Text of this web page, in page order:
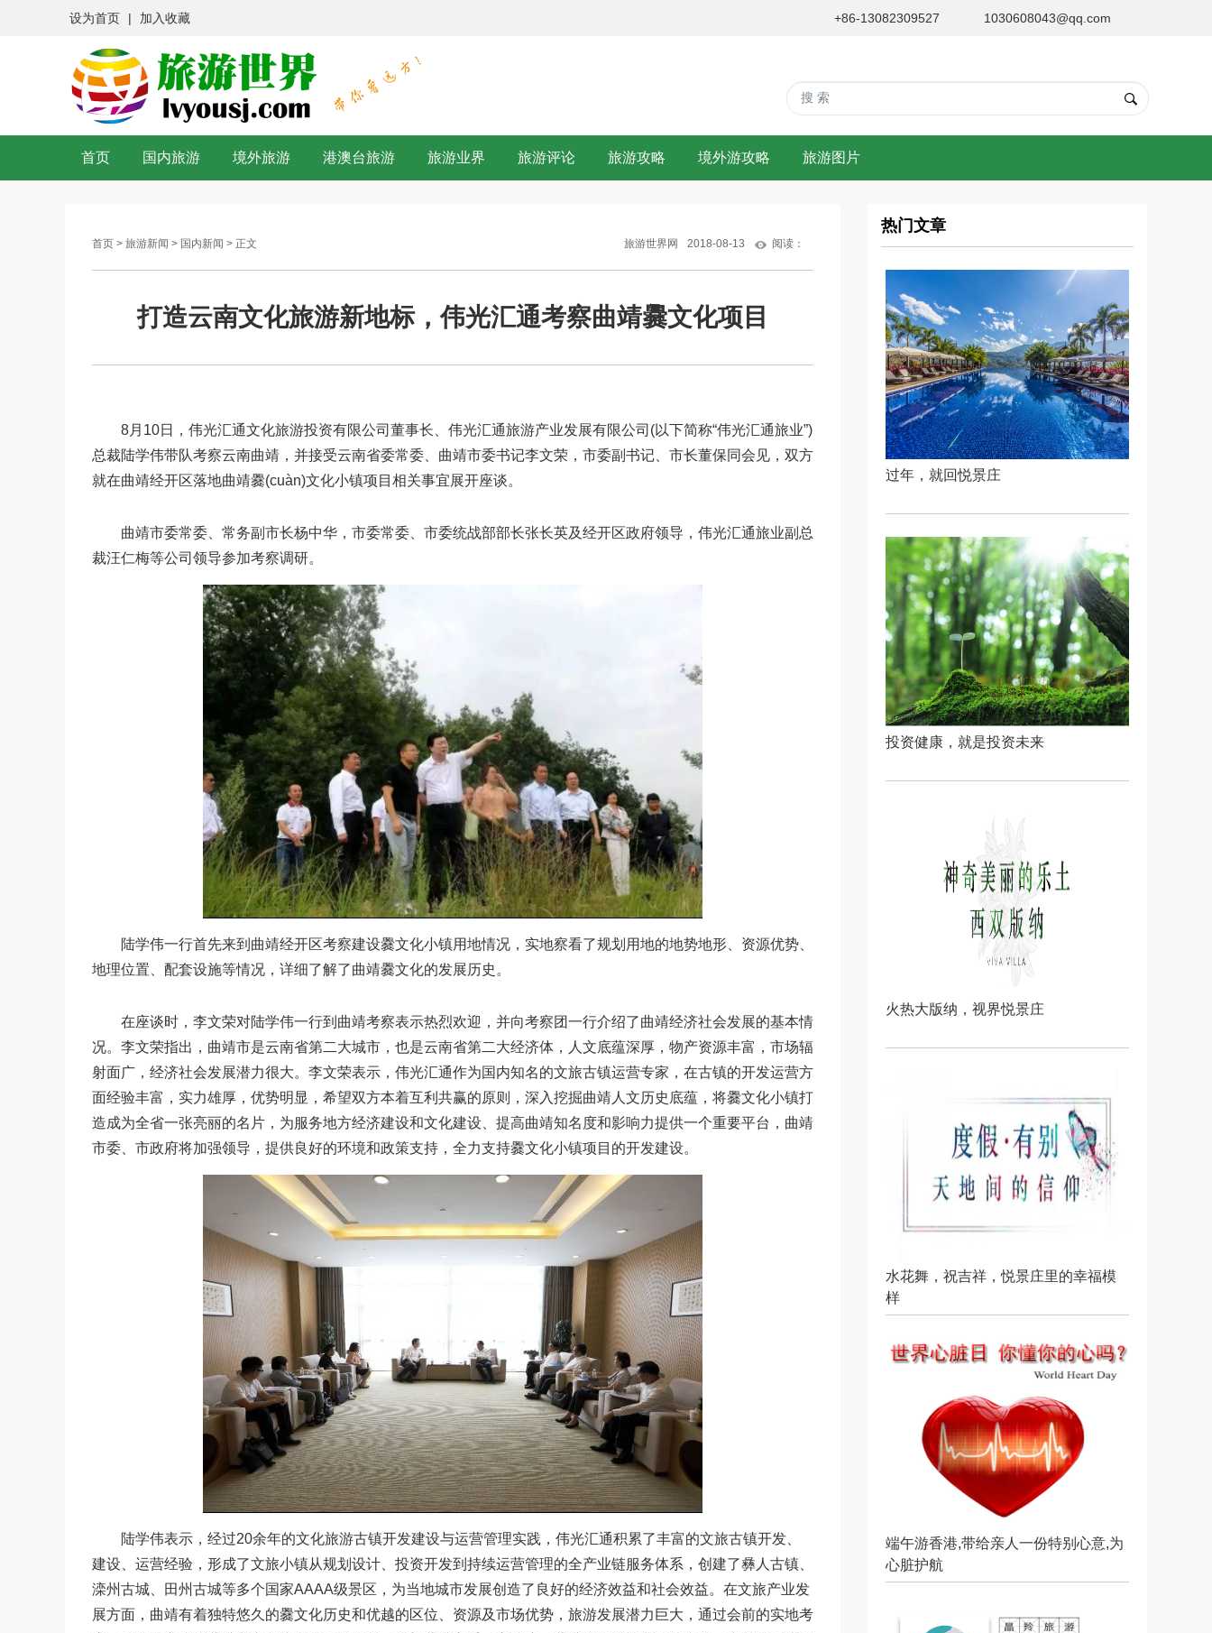
设为首页 | 加入收藏 +86-13082309527 1030608043@qq.com
首页 国内旅游 境外旅游 港澳台旅游 旅游业界 旅游评论 旅游攻略 境外游攻略 旅游图片
首页 > 旅游新闻 > 国内新闻 > 正文 旅游世界网 2018-08-13 阅读：
打造云南文化旅游新地标，伟光汇通考察曲靖爨文化项目
8月10日，伟光汇通文化旅游投资有限公司董事长、伟光汇通旅游产业发展有限公司(以下简称“伟光汇通旅业”)
总裁陆学伟带队考察云南曲靖，并接受云南省委常委、曲靖市委书记李文荣，市委副书记、市长董保同会见，双方
就在曲靖经开区落地曲靖爨(cuàn)文化小镇项目相关事宜展开座谈。
曲靖市委常委、常务副市长杨中华，市委常委、市委统战部部长张长英及经开区政府领导，伟光汇通旅业副总
裁汪仁梅等公司领导参加考察调研。
陆学伟一行首先来到曲靖经开区考察建设爨文化小镇用地情况，实地察看了规划用地的地势地形、资源优势、
地理位置、配套设施等情况，详细了解了曲靖爨文化的发展历史。
在座谈时，李文荣对陆学伟一行到曲靖考察表示热烈欢迎，并向考察团一行介绍了曲靖经济社会发展的基本情
况。李文荣指出，曲靖市是云南省第二大城市，也是云南省第二大经济体，人文底蕴深厚，物产资源丰富，市场辐
射面广，经济社会发展潜力很大。李文荣表示，伟光汇通作为国内知名的文旅古镇运营专家，在古镇的开发运营方
面经验丰富，实力雄厚，优势明显，希望双方本着互利共赢的原则，深入挖掘曲靖人文历史底蕴，将爨文化小镇打
造成为全省一张亮丽的名片，为服务地方经济建设和文化建设、提高曲靖知名度和影响力提供一个重要平台，曲靖
市委、市政府将加强领导，提供良好的环境和政策支持，全力支持爨文化小镇项目的开发建设。
陆学伟表示，经过20余年的文化旅游古镇开发建设与运营管理实践，伟光汇通积累了丰富的文旅古镇开发、
建设、运营经验，形成了文旅小镇从规划设计、投资开发到持续运营管理的全产业链服务体系，创建了彝人古镇、
滦州古城、田州古城等多个国家AAAA级景区，为当地城市发展创造了良好的经济效益和社会效益。在文旅产业发
展方面，曲靖有着独特悠久的爨文化历史和优越的区位、资源及市场优势，旅游发展潜力巨大，通过会前的实地考
热门文章
过年，就回悦景庄
投资健康，就是投资未来
火热大版纳，视界悦景庄
水花舞，祝吉祥，悦景庄里的幸福模
样
端午游香港,带给亲人一份特别心意,为
心脏护航